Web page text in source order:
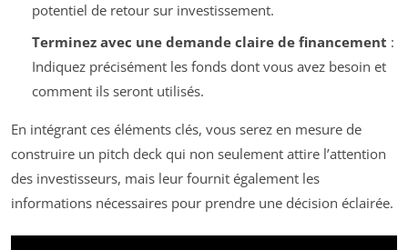
potentiel de retour sur investissement.
Terminez avec une demande claire de financement :
Indiquez précisément les fonds dont vous avez besoin et
comment ils seront utilisés.
En intégrant ces éléments clés, vous serez en mesure de
construire un pitch deck qui non seulement attire l’attention
des investisseurs, mais leur fournit également les
informations nécessaires pour prendre une décision éclairée.